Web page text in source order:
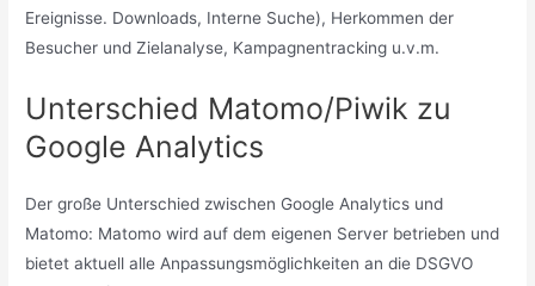
Ereignisse. Downloads, Interne Suche), Herkommen der
Besucher und Zielanalyse, Kampagnentracking u.v.m.
Unterschied Matomo/Piwik zu
Google Analytics
Der große Unterschied zwischen Google Analytics und
Matomo: Matomo wird auf dem eigenen Server betrieben und
bietet aktuell alle Anpassungsmöglichkeiten an die DSGVO